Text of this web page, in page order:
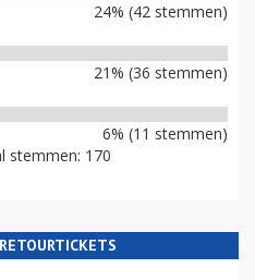
24% (42 stemmen)
21% (36 stemmen)
6% (11 stemmen)
stemmen: 170